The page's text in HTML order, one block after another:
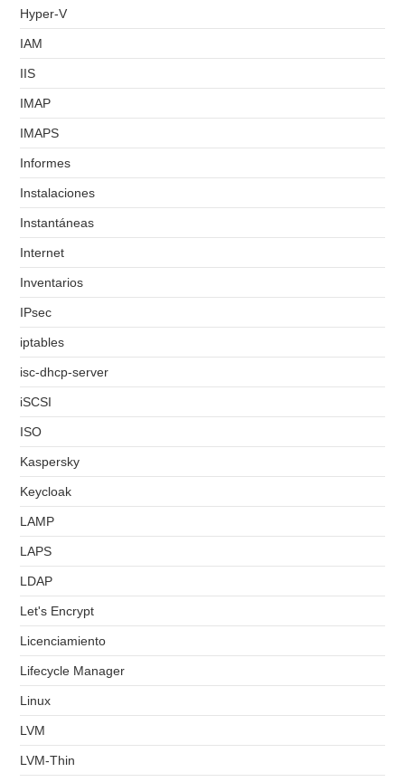
Hyper-V
IAM
IIS
IMAP
IMAPS
Informes
Instalaciones
Instantáneas
Internet
Inventarios
IPsec
iptables
isc-dhcp-server
iSCSI
ISO
Kaspersky
Keycloak
LAMP
LAPS
LDAP
Let's Encrypt
Licenciamiento
Lifecycle Manager
Linux
LVM
LVM-Thin